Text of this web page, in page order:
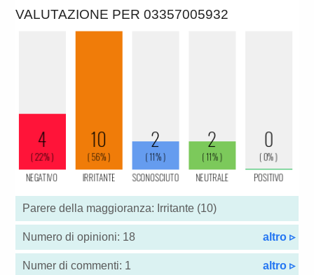
VALUTAZIONE PER 03357005932
Parere della maggioranza: Irritante (10)
Numero di opinioni: 18 altro ▹
Numer di commenti: 1 altro ▹